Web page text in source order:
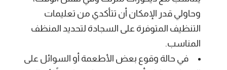
وحاولي قدر الإمكان أن تتأكدي من تعليمات
التنظيف المتوفرة على السجادة لتحديد المنظف
المناسب.
في حالة وقوع بعض الأطعمة أو السوائل على